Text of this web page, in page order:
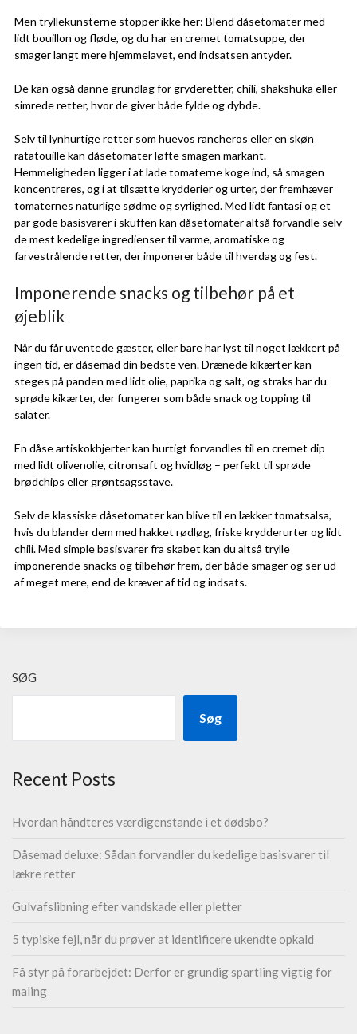
Men tryllekunsterne stopper ikke her: Blend dåsetomater med
lidt bouillon og fløde, og du har en cremet tomatsuppe, der
smager langt mere hjemmelavet, end indsatsen antyder.
De kan også danne grundlag for gryderetter, chili, shakshuka eller
simrede retter, hvor de giver både fylde og dybde.
Selv til lynhurtige retter som huevos rancheros eller en skøn
ratatouille kan dåsetomater løfte smagen markant.
Hemmeligheden ligger i at lade tomaterne koge ind, så smagen
koncentreres, og i at tilsætte krydderier og urter, der fremhæver
tomaternes naturlige sødme og syrlighed. Med lidt fantasi og et
par gode basisvarer i skuffen kan dåsetomater altså forvandle selv
de mest kedelige ingredienser til varme, aromatiske og
farvestrålende retter, der imponerer både til hverdag og fest.
Imponerende snacks og tilbehør på et
øjeblik
Når du får uventede gæster, eller bare har lyst til noget lækkert på
ingen tid, er dåsemad din bedste ven. Drænede kikærter kan
steges på panden med lidt olie, paprika og salt, og straks har du
sprøde kikærter, der fungerer som både snack og topping til
salater.
En dåse artiskokhjerter kan hurtigt forvandles til en cremet dip
med lidt olivenolie, citronsaft og hvidløg – perfekt til sprøde
brødchips eller grøntsagsstave.
Selv de klassiske dåsetomater kan blive til en lækker tomatsalsa,
hvis du blander dem med hakket rødløg, friske krydderurter og lidt
chili. Med simple basisvarer fra skabet kan du altså trylle
imponerende snacks og tilbehør frem, der både smager og ser ud
af meget mere, end de kræver af tid og indsats.
SØG
Søg
Recent Posts
Hvordan håndteres værdigenstande i et dødsbo?
Dåsemad deluxe: Sådan forvandler du kedelige basisvarer til
lækre retter
Gulvafslibning efter vandskade eller pletter
5 typiske fejl, når du prøver at identificere ukendte opkald
Få styr på forarbejdet: Derfor er grundig spartling vigtig for
maling